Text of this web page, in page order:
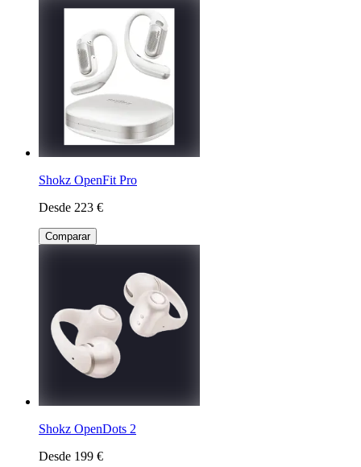
Shokz OpenFit Pro
Desde 223 €
Comparar
Shokz OpenDots 2
Desde 199 €